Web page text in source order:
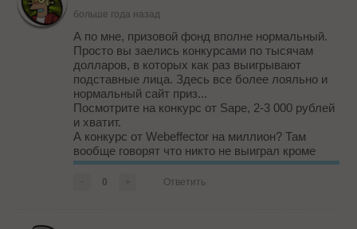
больше года назад
А по мне, призовой фонд вполне нормальный.
Просто вы заелись конкурсами по тысячам
долларов, в которых как раз выигрывают
подставные лица. Здесь все более лояльно и
нормальный сайт приз...
Посмотрите на конкурс от Sape, 2-3 000 рублей
и хватит.
А конкурс от Webeffector на миллион? Там
вообще говорят что никто не выиграл кроме
Пузата, для отмазки... Который потом
подготовил видео со слюной... Урвал!
0 Ответить